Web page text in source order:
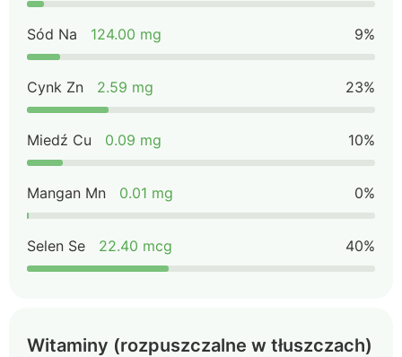
Sód Na 124.00 mg 9%
Cynk Zn 2.59 mg 23%
Miedź Cu 0.09 mg 10%
Mangan Mn 0.01 mg 0%
Selen Se 22.40 mcg 40%
Witaminy (rozpuszczalne w tłuszczach)